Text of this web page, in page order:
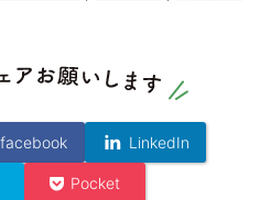
facebook LinkedIn
Pocket